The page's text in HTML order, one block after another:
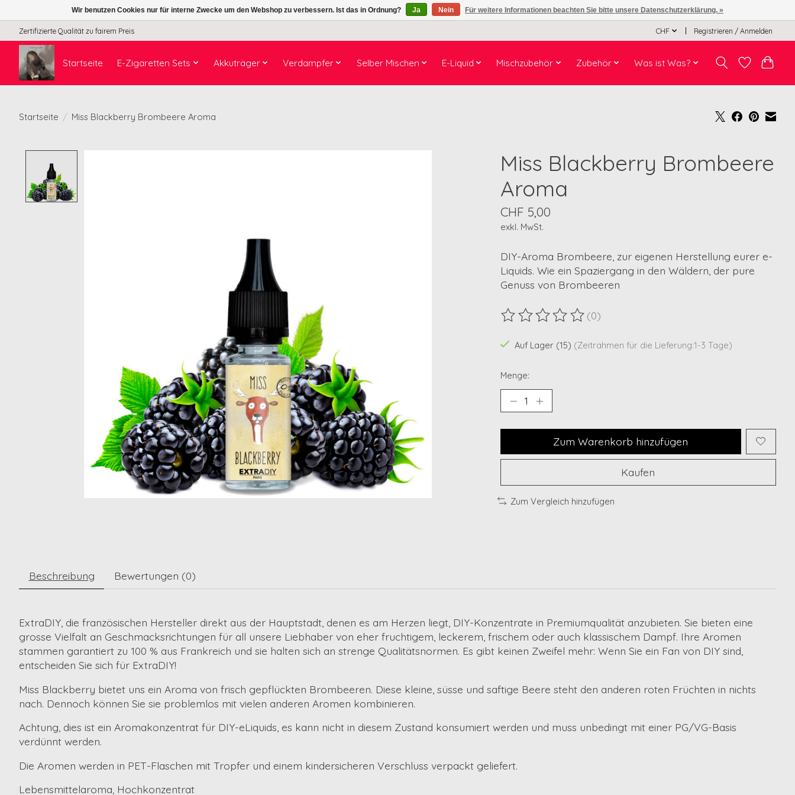
Zertifizierte Qualität zu fairem Preis CHF Registrieren / Anmelden
Startseite E-Zigaretten Sets Akkuträger Verdampfer Selber Mischen E-Liquid Mischzubehör Zubehör Was ist Was?
Startseite / Miss Blackberry Brombeere Aroma
Miss Blackberry Brombeere
Aroma
CHF 5,00
exkl. MwSt.
DIY-Aroma Brombeere, zur eigenen Herstellung eurer e-
Liquids. Wie ein Spaziergang in den Wäldern, der pure
Genuss von Brombeeren
Die Bewertung dieses Produkts ist
(0)
Auf Lager (15) (Zeitrahmen für die Lieferung:1-3 Tage)
Menge:
Zum Warenkorb hinzufügen
Kaufen
Zum Vergleich hinzufügen
Beschreibung Bewertungen (0)
ExtraDIY, die französischen Hersteller direkt aus der Hauptstadt, denen es am Herzen liegt, DIY-Konzentrate in Premiumqualität anzubieten. Sie bieten eine
grosse Vielfalt an Geschmacksrichtungen für all unsere Liebhaber von eher fruchtigem, leckerem, frischem oder auch klassischem Dampf. Ihre Aromen
stammen garantiert zu 100 % aus Frankreich und sie halten sich an strenge Qualitätsnormen. Es gibt keinen Zweifel mehr: Wenn Sie ein Fan von DIY sind,
entscheiden Sie sich für ExtraDIY!
Miss Blackberry bietet uns ein Aroma von frisch gepflückten Brombeeren. Diese kleine, süsse und saftige Beere steht den anderen roten Früchten in nichts
nach. Dennoch können Sie sie problemlos mit vielen anderen Aromen kombinieren.
Achtung, dies ist ein Aromakonzentrat für DIY-eLiquids, es kann nicht in diesem Zustand konsumiert werden und muss unbedingt mit einer PG/VG-Basis
verdünnt werden.
Die Aromen werden in PET-Flaschen mit Tropfer und einem kindersicheren Verschluss verpackt geliefert.
Lebensmittelaroma, Hochkonzentrat
Wir benutzen Cookies nur für interne Zwecke um den Webshop zu verbessern. Ist das in Ordnung? Ja Nein Für weitere Informationen beachten Sie bitte unsere Datenschutzerklärung. »